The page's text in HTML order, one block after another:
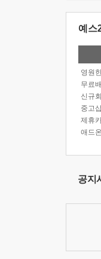
예스
영원
무료
신규
중고
제휴
애드온
공지